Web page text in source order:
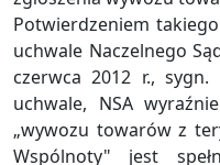
Potwierdzeniem
uchwale Naczelnego
czerwca 2012 r.,
uchwale, NSA
„wywozu towarów z
Wspólnoty" jest